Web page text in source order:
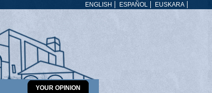
EUSKARA
ESPAÑOL
ENGLISH
YOUR OPINION